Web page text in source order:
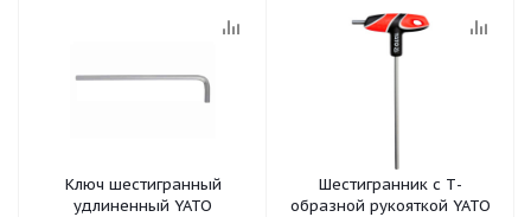
Ключ шестигранный
удлиненный YATO
Шестигранник с Т-
образной рукояткой YATO